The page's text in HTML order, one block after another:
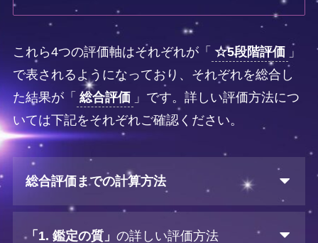
これら4つの評価軸はそれぞれが「 ☆5段階評価 」
で表されるようになっており、それぞれを総合し
た結果が「 総合評価 」です。詳しい評価方法につ
いては下記をそれぞれご確認ください。
総合評価までの計算方法
「1. 鑑定の質」 の詳しい評価方法